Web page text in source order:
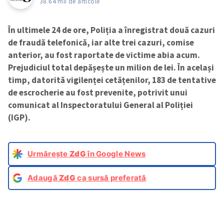
În ultimele 24 de ore, Poliția a înregistrat două cazuri
de fraudă telefonică, iar alte trei cazuri, comise
anterior, au fost raportate de victime abia acum.
Prejudiciul total depășește un milion de lei. În același
timp, datorită vigilenței cetățenilor, 183 de tentative
de escrocherie au fost prevenite, potrivit unui
comunicat al Inspectoratului General al Poliției
(IGP).
Urmărește ZdGîn Google News
AdaugăZdG ca sursă preferată